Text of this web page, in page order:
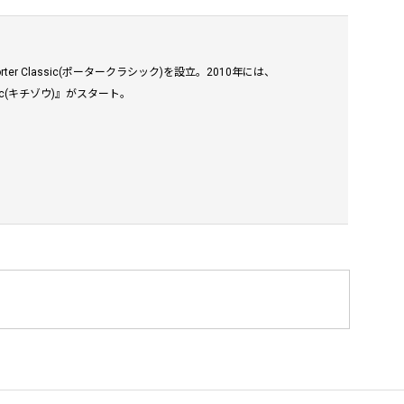
Classic(ポータークラシック)を設立。2010年には、
チゾウ)』がスタート。